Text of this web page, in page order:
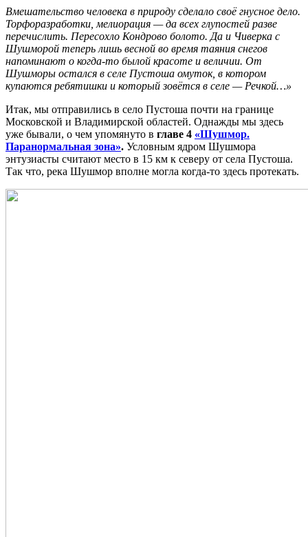
Вмешательство человека в природу сделало своё гнусное дело.
Торфоразработки, мелиорация — да всех глупостей разве
перечислить. Пересохло Кондрово болото. Да и Чиверка с
Шушморой теперь лишь весной во время таяния снегов
напоминают о когда-то былой красоте и величии. От
Шушморы остался в селе Пустоша омуток, в котором
купаются ребятишки и который зовётся в селе — Речкой…»
Итак, мы отправились в село Пустоша почти на границе
Московской и Владимирской областей. Однажды мы здесь
уже бывали, о чем упомянуто в главе 4 «Шушмор.
Паранормальная зона». Условным ядром Шушмора
энтузиасты считают место в 15 км к северу от села Пустоша.
Так что, река Шушмор вполне могла когда-то здесь протекать.